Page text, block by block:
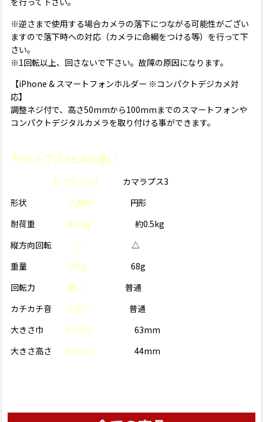
※逆さまで使用する場合カメラの落下につながる可能性がござい
ますので落下時への対応（カメラに命綱をつける等）を行って下
さい。
※1回転以上、回さないで下さい。故障の原因になります。
【iPhone & スマートフォンホルダー ※コンパクトデジカメ対
応】
調整ネジ付で、高さ50mmから100mmまでのスマートフォンや
コンパクトデジタルカメラを取り付ける事ができます。
カマラプス3と4の違い
カマラプス4 カマラプス3
形状 八角形
円形
耐荷重 約2kg 約0.5kg
縦方向回転 ◯ △
重量 104g 68g
回転力 強い 普通
カチカチ音 大きい 普通
大きさ巾 67mm 63mm
大きさ高さ 52mm 44mm